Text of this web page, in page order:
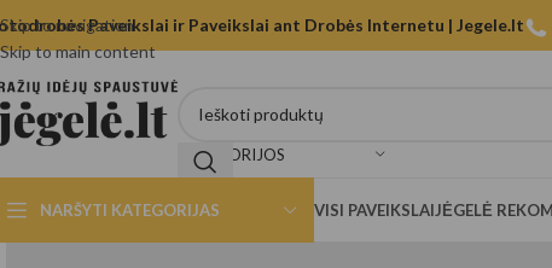
Skip to navigation
Skip to main content
Paveikslai ir Paveikslai ant Drobės Internetu | Jegele.lt
KATEGORIJOS
NARŠYTI KATEGORIJAS VISI PAVEIKSLAIJĖGELĖ